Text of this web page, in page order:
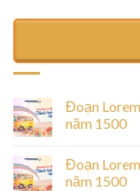
Đoạn
năm 1500
Đoạn
năm 1500